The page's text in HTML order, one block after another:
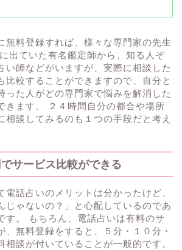
無料登録すれば、様々な専門家の先生
出ていた有名鑑定師から、知る人ぞ
い師などがいますが、実際に相談した
比較することができますので、自分と
った人がどの専門家で悩みを解消した
きます。 ２４時間自分の都合や場所
相談してみるのも１つの手段だと考え
サービス比較ができる
電話占いのメリットは分かったけど、
じゃないの？」と心配しているのであ
す。 もちろん、電話占いは有料のサ
、無料登録をすると、５分・１０分・
相談が付いていることが一般的です。